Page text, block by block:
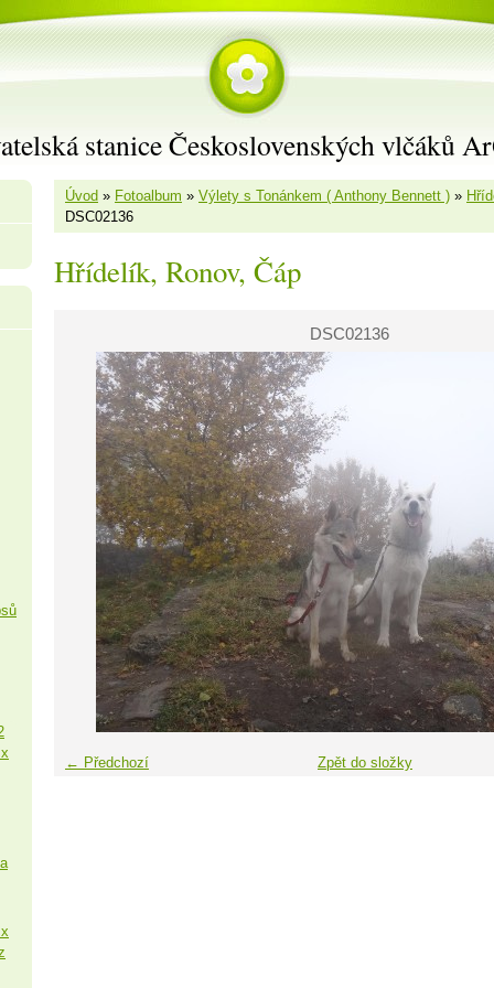
stanice Československých vlčáků
Úvod » Fotoalbum » Výlety s Tonánkem ( Anthony Bennett ) »
DSC02136
Hřídelík, Ronov, Čáp
DSC02136
← Předchozí Zpět do složky